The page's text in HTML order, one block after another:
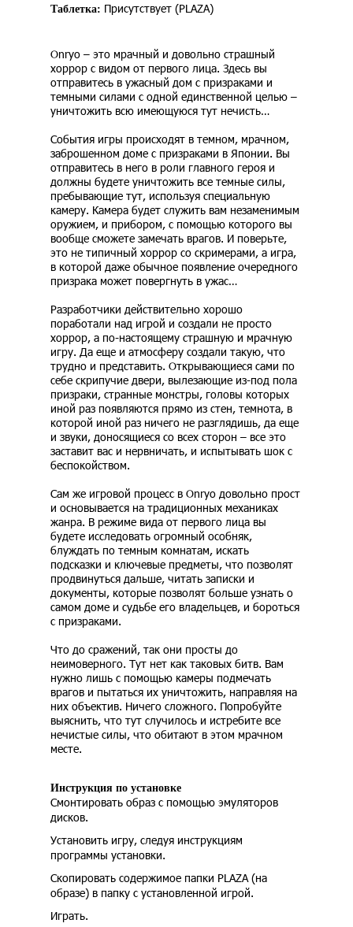
Таблетка: Присутствует (PLAZA)
Onryo – это мрачный и довольно страшный
хоррор с видом от первого лица. Здесь вы
отправитесь в ужасный дом с призраками и
темными силами с одной единственной целью –
уничтожить всю имеющуюся тут нечисть…
События игры происходят в темном, мрачном,
заброшенном доме с призраками в Японии. Вы
отправитесь в него в роли главного героя и
должны будете уничтожить все темные силы,
пребывающие тут, используя специальную
камеру. Камера будет служить вам незаменимым
оружием, и прибором, с помощью которого вы
вообще сможете замечать врагов. И поверьте,
это не типичный хоррор со скримерами, а игра,
в которой даже обычное появление очередного
призрака может повергнуть в ужас…
Разработчики действительно хорошо
поработали над игрой и создали не просто
хоррор, а по-настоящему страшную и мрачную
игру. Да еще и атмосферу создали такую, что
трудно и представить. Открывающиеся сами по
себе скрипучие двери, вылезающие из-под пола
призраки, странные монстры, головы которых
иной раз появляются прямо из стен, темнота, в
которой иной раз ничего не разглядишь, да еще
и звуки, доносящиеся со всех сторон – все это
заставит вас и нервничать, и испытывать шок с
беспокойством.
Сам же игровой процесс в Onryo довольно прост
и основывается на традиционных механиках
жанра. В режиме вида от первого лица вы
будете исследовать огромный особняк,
блуждать по темным комнатам, искать
подсказки и ключевые предметы, что позволят
продвинуться дальше, читать записки и
документы, которые позволят больше узнать о
самом доме и судьбе его владельцев, и бороться
с призраками.
Что до сражений, так они просты до
неимоверного. Тут нет как таковых битв. Вам
нужно лишь с помощью камеры подмечать
врагов и пытаться их уничтожить, направляя на
них объектив. Ничего сложного. Попробуйте
выяснить, что тут случилось и истребите все
нечистые силы, что обитают в этом мрачном
месте.
Инструкция по установке
Смонтировать образ с помощью эмуляторов
дисков.
Установить игру, следуя инструкциям
программы установки.
Скопировать содержимое папки PLAZA (на
образе) в папку с установленной игрой.
Играть.